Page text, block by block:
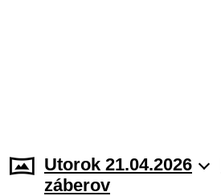
Utorok 21.04.2026
záberov